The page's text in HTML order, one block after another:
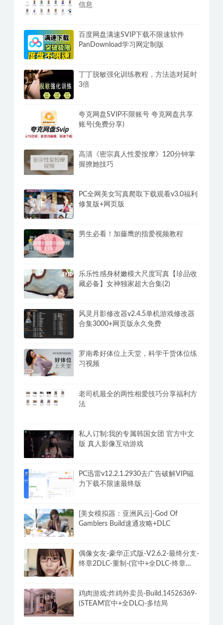
信息
百度网盘满速SVIP下载不限速软件
PanDownload学习网定制版
丁丁脱敏强化训练教程，方法选对延时
3倍
夸克网盘SVIP不限账号 夸克网盘共享
账号(免费分享)
高清《密宗真人性爱按摩》120分钟掌
握撩她技巧
PC全网美女写真爬取下载观看v3.0福利
修复版+网页版
男生必看！加藤鹰的指爱视频教程
乐乐性感身材嫩模大尺度写真【珍品收
藏必备】女神独家超大合集(2)
风灵月影修改器v2.4.5单机游戏修改器
合集3000+网页版永久免费
罗南希好体位上天堂，科学干货体位练
习视频
老司机最全的两性相爱技巧分享福利方
法
私人订制:我的专属韩国女团 官方中文
版 真人影像互动游戏
PC迅雷v12.2.1.2930去广告破解VIP磁
力下载不限速最终版
[美女模拟器：亚洲风云]-God Of
Gamblers Build速通攻略+DLC
偶像女友-豪华正式版-V2.6.2-最终分支-
终章2DLC-重制-(官中+全DLC-终章
鸡肉游戏:炸鸡外卖员-Build.14526369-
(STEAM官中+全DLC)-多结局